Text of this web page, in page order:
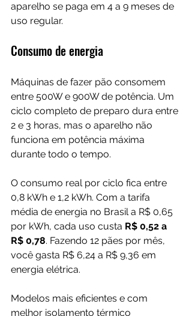
aparelho se paga em 4 a 9 meses de
uso regular.
Consumo de energia
Máquinas de fazer pão consomem
entre 500W e 900W de potência. Um
ciclo completo de preparo dura entre
2 e 3 horas, mas o aparelho não
funciona em potência máxima
durante todo o tempo.
O consumo real por ciclo fica entre
0,8 kWh e 1,2 kWh. Com a tarifa
média de energia no Brasil a R$ 0,65
por kWh, cada uso custa R$ 0,52 a
R$ 0,78. Fazendo 12 pães por mês,
você gasta R$ 6,24 a R$ 9,36 em
energia elétrica.
Modelos mais eficientes e com
melhor isolamento térmico